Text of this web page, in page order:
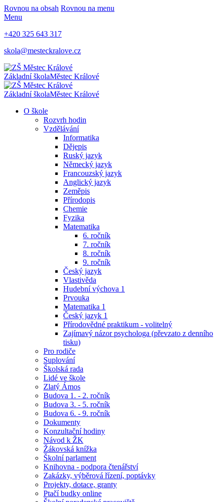
Rovnou na obsah Rovnou na menu
Menu
+420 325 643 317
skola@mesteckralove.cz
Základní školaMěstec Králové
Základní školaMěstec Králové
O škole
Rozvrh hodin
Vzdělávání
Informatika
Dějepis
Ruský jazyk
Německý jazyk
Francouzský jazyk
Anglický jazyk
Zeměpis
Přírodopis
Chemie
Fyzika
Matematika
6. ročník
7. ročník
8. ročník
9. ročník
Český jazyk
Vlastivěda
Hudební výchova 1
Prvouka
Matematika 1
Český jazyk 1
Přírodovědné praktikum - volitelný
Zajímavý názor psychologa (převzato z denního
tisku)
Pro rodiče
Suplování
Školská rada
Lidé ve škole
Zlatý Ámos
Budova 1. - 2. ročník
Budova 3. - 5. ročník
Budova 6. - 9. ročník
Dokumenty
Konzultační hodiny
Návod k ŽK
Žákovská knížka
Školní parlament
Knihovna - podpora čtenářství
Zakázky, výběrová řízení, poptávky
Projekty, dotace, granty
Ptačí budky online